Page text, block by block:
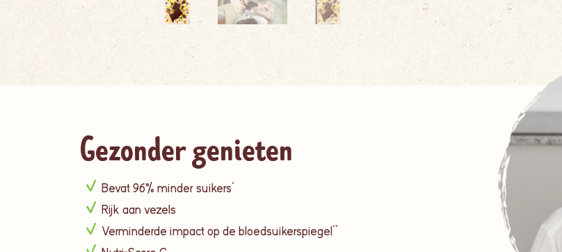
Gezonder genieten
Bevat 96% minder suikers*
Rijk aan vezels
Verminderde impact op de bloedsuikerspiegel**